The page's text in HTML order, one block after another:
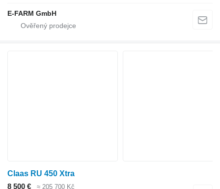
E-FARM GmbH
Claas RU 450 Xtra
8 500 €
≈ 205 700 Kč